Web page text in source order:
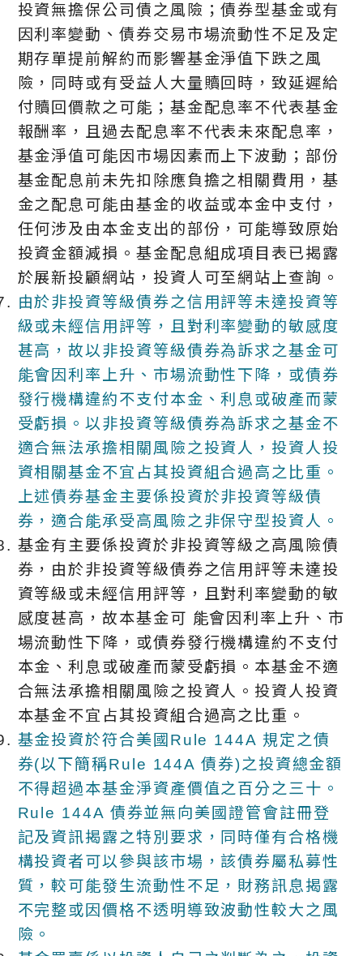
投資無擔保公司債之風險；債券型基金或有
因利率變動、債券交易市場流動性不足及定
期存單提前解約而影響基金淨值下跌之風
險，同時或有受益人大量贖回時，致延遲給
付贖回價款之可能；基金配息率不代表基金
報酬率，且過去配息率不代表未來配息率，
基金淨值可能因市場因素而上下波動；部份
基金配息前未先扣除應負擔之相關費用，基
金之配息可能由基金的收益或本金中支付，
任何涉及由本金支出的部份，可能導致原始
投資金額減損。基金配息組成項目表已揭露
於展新投顧網站，投資人可至網站上查詢。
由於非投資等級債券之信用評等未達投資等
級或未經信用評等，且對利率變動的敏感度
甚高，故以非投資等級債券為訴求之基金可
能會因利率上升、市場流動性下降，或債券
發行機構違約不支付本金、利息或破產而蒙
受虧損。以非投資等級債券為訴求之基金不
適合無法承擔相關風險之投資人，投資人投
資相關基金不宜占其投資組合過高之比重。
上述債券基金主要係投資於非投資等級債
券，適合能承受高風險之非保守型投資人。
基金有主要係投資於非投資等級之高風險債
券，由於非投資等級債券之信用評等未達投
資等級或未經信用評等，且對利率變動的敏
感度甚高，故本基金可 能會因利率上升、市
場流動性下降，或債券發行機構違約不支付
本金、利息或破產而蒙受虧損。本基金不適
合無法承擔相關風險之投資人。投資人投資
本基金不宜占其投資組合過高之比重。
基金投資於符合美國Rule 144A 規定之債
券(以下簡稱Rule 144A 債券)之投資總金額
不得超過本基金淨資產價值之百分之三十。
Rule 144A 債券並無向美國證管會註冊登
記及資訊揭露之特別要求，同時僅有合格機
構投資者可以參與該市場，該債券屬私募性
質，較可能發生流動性不足，財務訊息揭露
不完整或因價格不透明導致波動性較大之風
險。